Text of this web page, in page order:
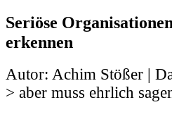
Seriöse
erkennen
Autor: Achim Stößer |
> aber muss ehrlich